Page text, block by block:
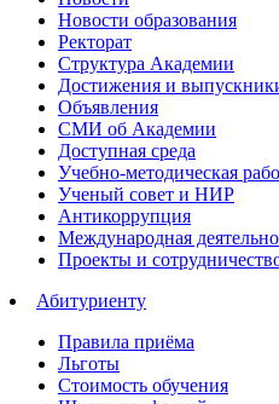
Новости образования
Ректорат
Структура Академии
Достижения и
Объявления
СМИ об Академии
Доступная среда
Учебно-методическая
Ученый совет и НИР
Антикоррупция
Международная
Проекты и
Абитуриенту
Правила приёма
Льготы
Стоимость обучения